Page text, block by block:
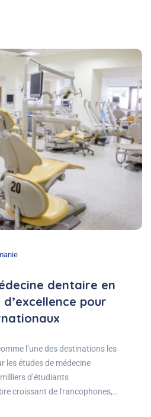
dentaire en
pour
l’une des destinations les
les études de médecine
d’étudiants
croissant de francophones,…